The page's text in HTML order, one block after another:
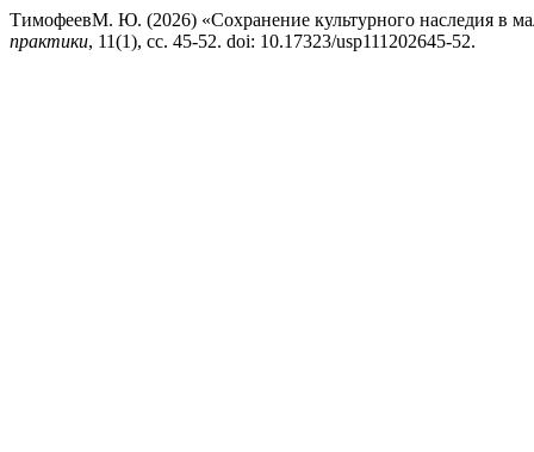
ТимофеевМ. Ю. (2026) «Сохранение культурного наследия в
практики, 11(1), сс. 45-52. doi: 10.17323/usp111202645-52.